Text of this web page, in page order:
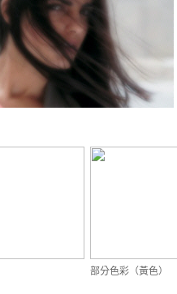
部分色彩（黃色）